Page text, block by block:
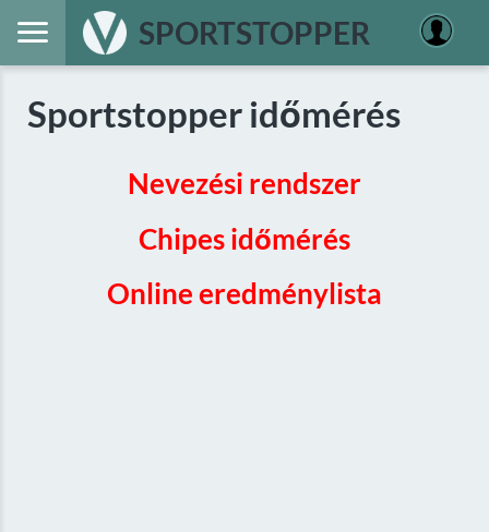
SPORTSTOPPER
Sportstopper időmérés
Nevezési rendszer
Chipes időmérés
Online eredménylista